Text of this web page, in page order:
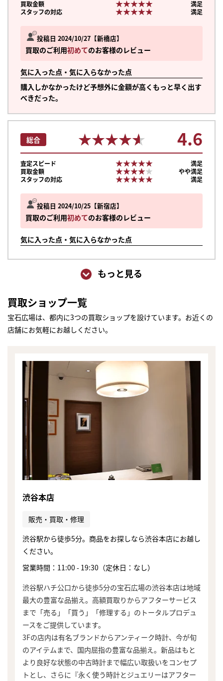
投稿日 2024/10/27 新橋店
買取のご利用初めてのお客様のレビュー
気に入った点・気に入らなかった点
購入しかなかったけど予想外に金額が高くもっと早く出す
べきだった。
買取金額
★★★★★
★★★★★
満足
スタッフの対応
★★★★★
★★★★★ 満足
投稿日 2024/10/25 新宿店
買取のご利用初めてのお客様のレビュー
気に入った点・気に入らなかった点
総合 ★★★★★
★★★★★ 4.6
査定スピード ★★★★★
★★★★★
満足
買取金額
★★★★★
★★★★★
やや満足
スタッフの対応
★★★★★
★★★★★ 満足
もっと見る
買取ショップ一覧
宝石広場は、都内に3つの買取ショップを設けています。お近くの
店舗にお気軽にお越しください。
渋谷本店
販売・買取・修理
渋谷駅から徒歩5分。商品をお探しなら渋谷本店にお越し
ください。
営業時間：11:00 - 19:30（定休日：なし）
渋谷駅ハチ公口から徒歩5分の宝石広場の渋谷本店は地域
最大の豊富な品揃え。高額買取りからアフターサービス
まで「売る」「買う」「修理する」のトータルプロデュ
ースをご提供しています。
3Fの店内は有名ブランドからアンティーク時計、今が旬
のアイテムまで、国内屈指の豊富な品揃え。新品はもと
より良好な状態の中古時計まで幅広い取扱いをコンセプ
トとし、さらに『永く使う時計とジュエリーはアフター